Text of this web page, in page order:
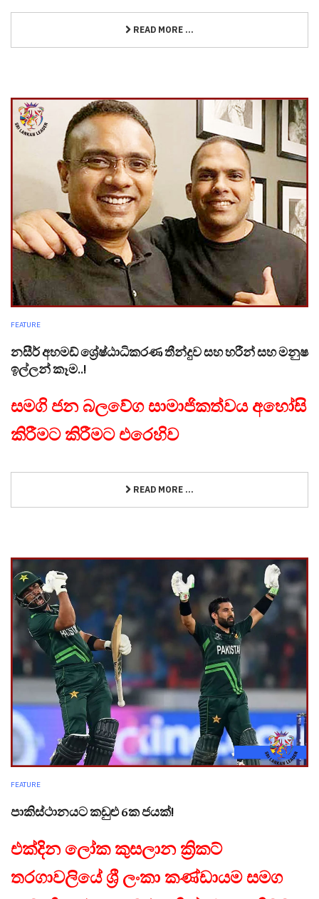
READ MORE ...
FEATURE
නසීර් අහමඩ් ශ්‍රේෂ්ඨාධිකරණ තීන්දුව සහ හරීන් සහ මනුෂ
ඉල්ලන් කෑම..!
සමගි ජන බලවේග සාමාජිකත්වය අහෝසි
කිරීමට කිරීමට එරෙහිව
READ MORE ...
FEATURE
පාකිස්ථානයට කඩුළු 6ක ජයක්!
එක්දින ලෝක කුසලාන ක්‍රිකට්
තරගාවලියේ ශ්‍රී ලංකා කණ්ඩායම සමග